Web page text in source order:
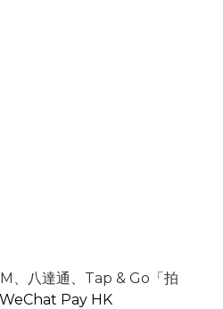
、
八達通、Tap & Go「拍
WeChat Pay HK